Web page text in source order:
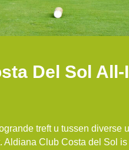
Del Sol
treft u tussen diverse
Club Costa del Sol